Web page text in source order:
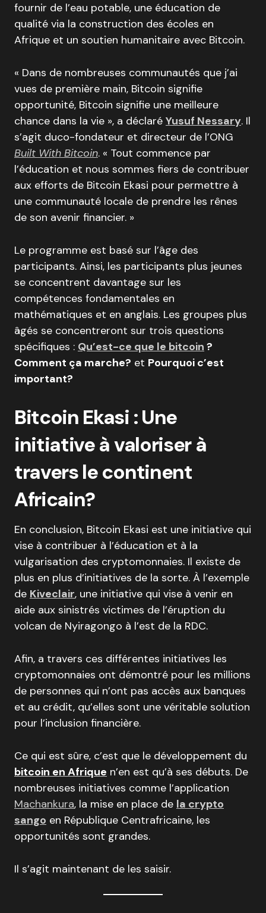
fournir de l’eau potable, une éducation de
qualité via la construction des écoles en
Afrique et un soutien humanitaire avec Bitcoin.
« Dans de nombreuses communautés que j’ai
vues de première main, Bitcoin signifie
opportunité, Bitcoin signifie une meilleure
chance dans la vie », a déclaré Yusuf Nessary. Il
s’agit duco-fondateur et directeur de l’ONG
Built With Bitcoin. « Tout commence par
l’éducation et nous sommes fiers de contribuer
aux efforts de Bitcoin Ekasi pour permettre à
une communauté locale de prendre les rênes
de son avenir financier. »
Le programme est basé sur l’âge des
participants. Ainsi, les participants plus jeunes
se concentrent davantage sur les
compétences fondamentales en
mathématiques et en anglais. Les groupes plus
âgés se concentreront sur trois questions
spécifiques : Qu’est-ce que le bitcoin ?
Comment ça marche? et Pourquoi c’est
important?
Bitcoin Ekasi : Une
initiative à valoriser à
travers le continent
Africain?
En conclusion, Bitcoin Ekasi est une initiative qui
vise à contribuer à l’éducation et à la
vulgarisation des cryptomonnaies. Il existe de
plus en plus d’initiatives de la sorte. À l’exemple
de Kiveclair, une initiative qui vise à venir en
aide aux sinistrés victimes de l’éruption du
volcan de Nyiragongo à l’est de la RDC.
Afin, a travers ces différentes initiatives les
cryptomonnaies ont démontré pour les millions
de personnes qui n’ont pas accès aux banques
et au crédit, qu’elles sont une véritable solution
pour l’inclusion financière.
Ce qui est sûre, c’est que le développement du
bitcoin en Afrique n’en est qu’à ses débuts. De
nombreuses initiatives comme l’application
Machankura, la mise en place de la crypto
sango en République Centrafricaine, les
opportunités sont grandes.
Il s’agit maintenant de les saisir.